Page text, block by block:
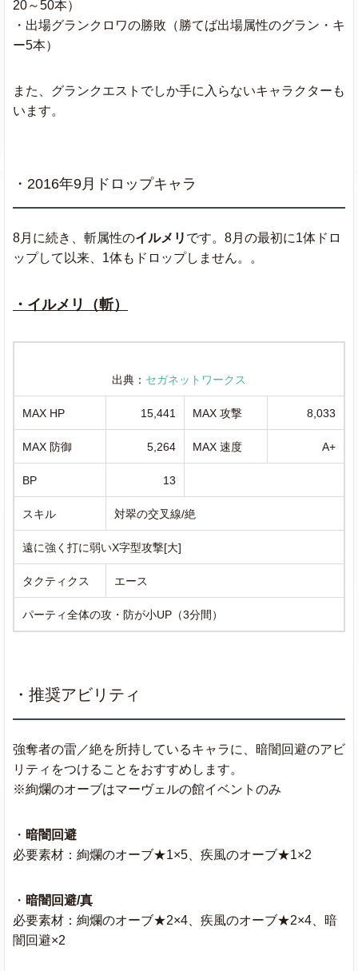
20～50本）
・出場グランクロワの勝敗（勝てば出場属性のグラン・キ
ー5本）
また、グランクエストでしか手に入らないキャラクターも
います。
・2016年9月ドロップキャラ
8月に続き、斬属性のイルメリ です。8月の最初に1体ドロ
ップして以来、1体もドロップしません。。
・イルメリ（斬）
出典： セガネットワークス
MAX HP 15,441 MAX 攻撃 8,033
MAX 防御 5,264 MAX 速度 A+
BP 13
スキル 対翠の交叉線/絶
遠に強く打に弱いX字型攻撃[大]
タクティクス エース
パーティ全体の攻・防が小UP（3分間）
・推奨アビリティ
強奪者の雷／絶を所持しているキャラに、暗闇回避のアビ
リティをつけることをおすすめします。
※絢爛のオーブはマーヴェルの館イベントのみ
・ 暗闇回避
必要素材：絢爛のオーブ★1×5、疾風のオーブ★1×2
・ 暗闇回避/真
必要素材：絢爛のオーブ★2×4、疾風のオーブ★2×4、暗
闇回避×2